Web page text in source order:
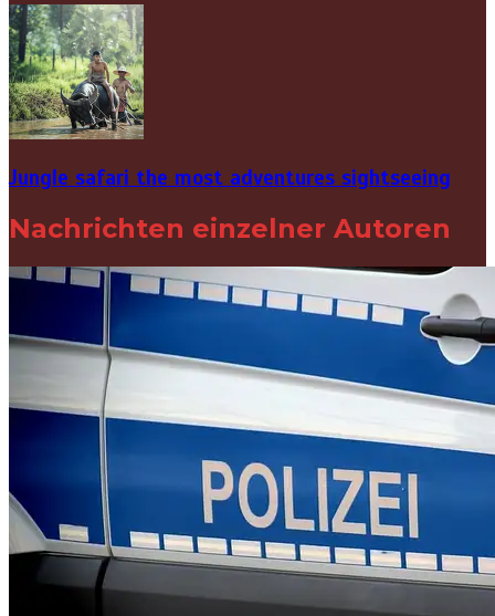
Jungle safari the most adventures sightseeing
Nachrichten einzelner Autoren